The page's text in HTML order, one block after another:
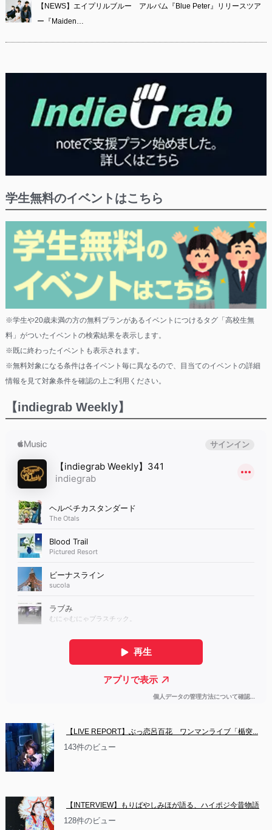
【NEWS】エイプリルブルー アルバム『Blue Peter』リリースツア
ー『Maiden…
学生無料のイベントはこちら
※学生や20歳未満の方の無料プランがあるイベントにつけるタグ「高校生無
料」がついたイベントの検索結果を表示します。
※既に終わったイベントも表示されます。
※無料対象になる条件は各イベント毎に異なるので、目当てのイベントの詳細
情報を見て対象条件を確認の上ご利用ください。
【indiegrab Weekly】
【LIVE REPORT】ぶっ恋呂百花　ワンマンライブ「楯突...
143件のビュー
【INTERVIEW】もりばやしみほが語る、ハイポジ今昔物語
128件のビュー